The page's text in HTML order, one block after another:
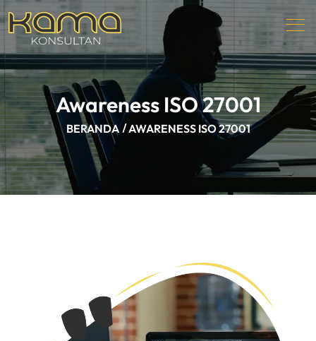
Awareness ISO 27001
BERANDA AWARENESS ISO 27001